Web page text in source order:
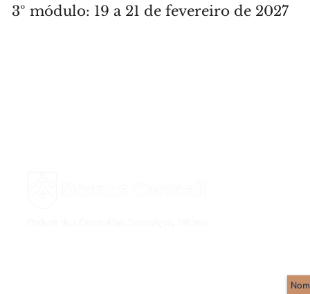
3º módulo: 19 a 21 de fevereiro de 2027